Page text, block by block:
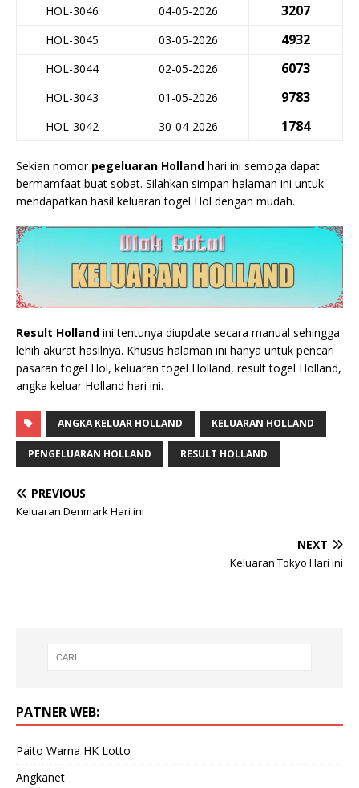
HOL-3046 04-05-2026 3207
HOL-3045 03-05-2026 4932
HOL-3044 02-05-2026 6073
HOL-3043 01-05-2026 9783
HOL-3042 30-04-2026 1784
Sekian nomor pegeluaran Holland hari ini semoga dapat
bermamfaat buat sobat. Silahkan simpan halaman ini untuk
mendapatkan hasil keluaran togel Hol dengan mudah.
Result Holland ini tentunya diupdate secara manual sehingga
lehih akurat hasilnya. Khusus halaman ini hanya untuk pencari
pasaran togel Hol, keluaran togel Holland, result togel Holland,
angka keluar Holland hari ini.
ANGKA KELUAR HOLLAND KELUARAN HOLLAND
PENGELUARAN HOLLAND RESULT HOLLAND
PREVIOUS
Keluaran Denmark Hari ini
NEXT
Keluaran Tokyo Hari ini
PATNER WEB:
Paito Warna HK Lotto
Angkanet